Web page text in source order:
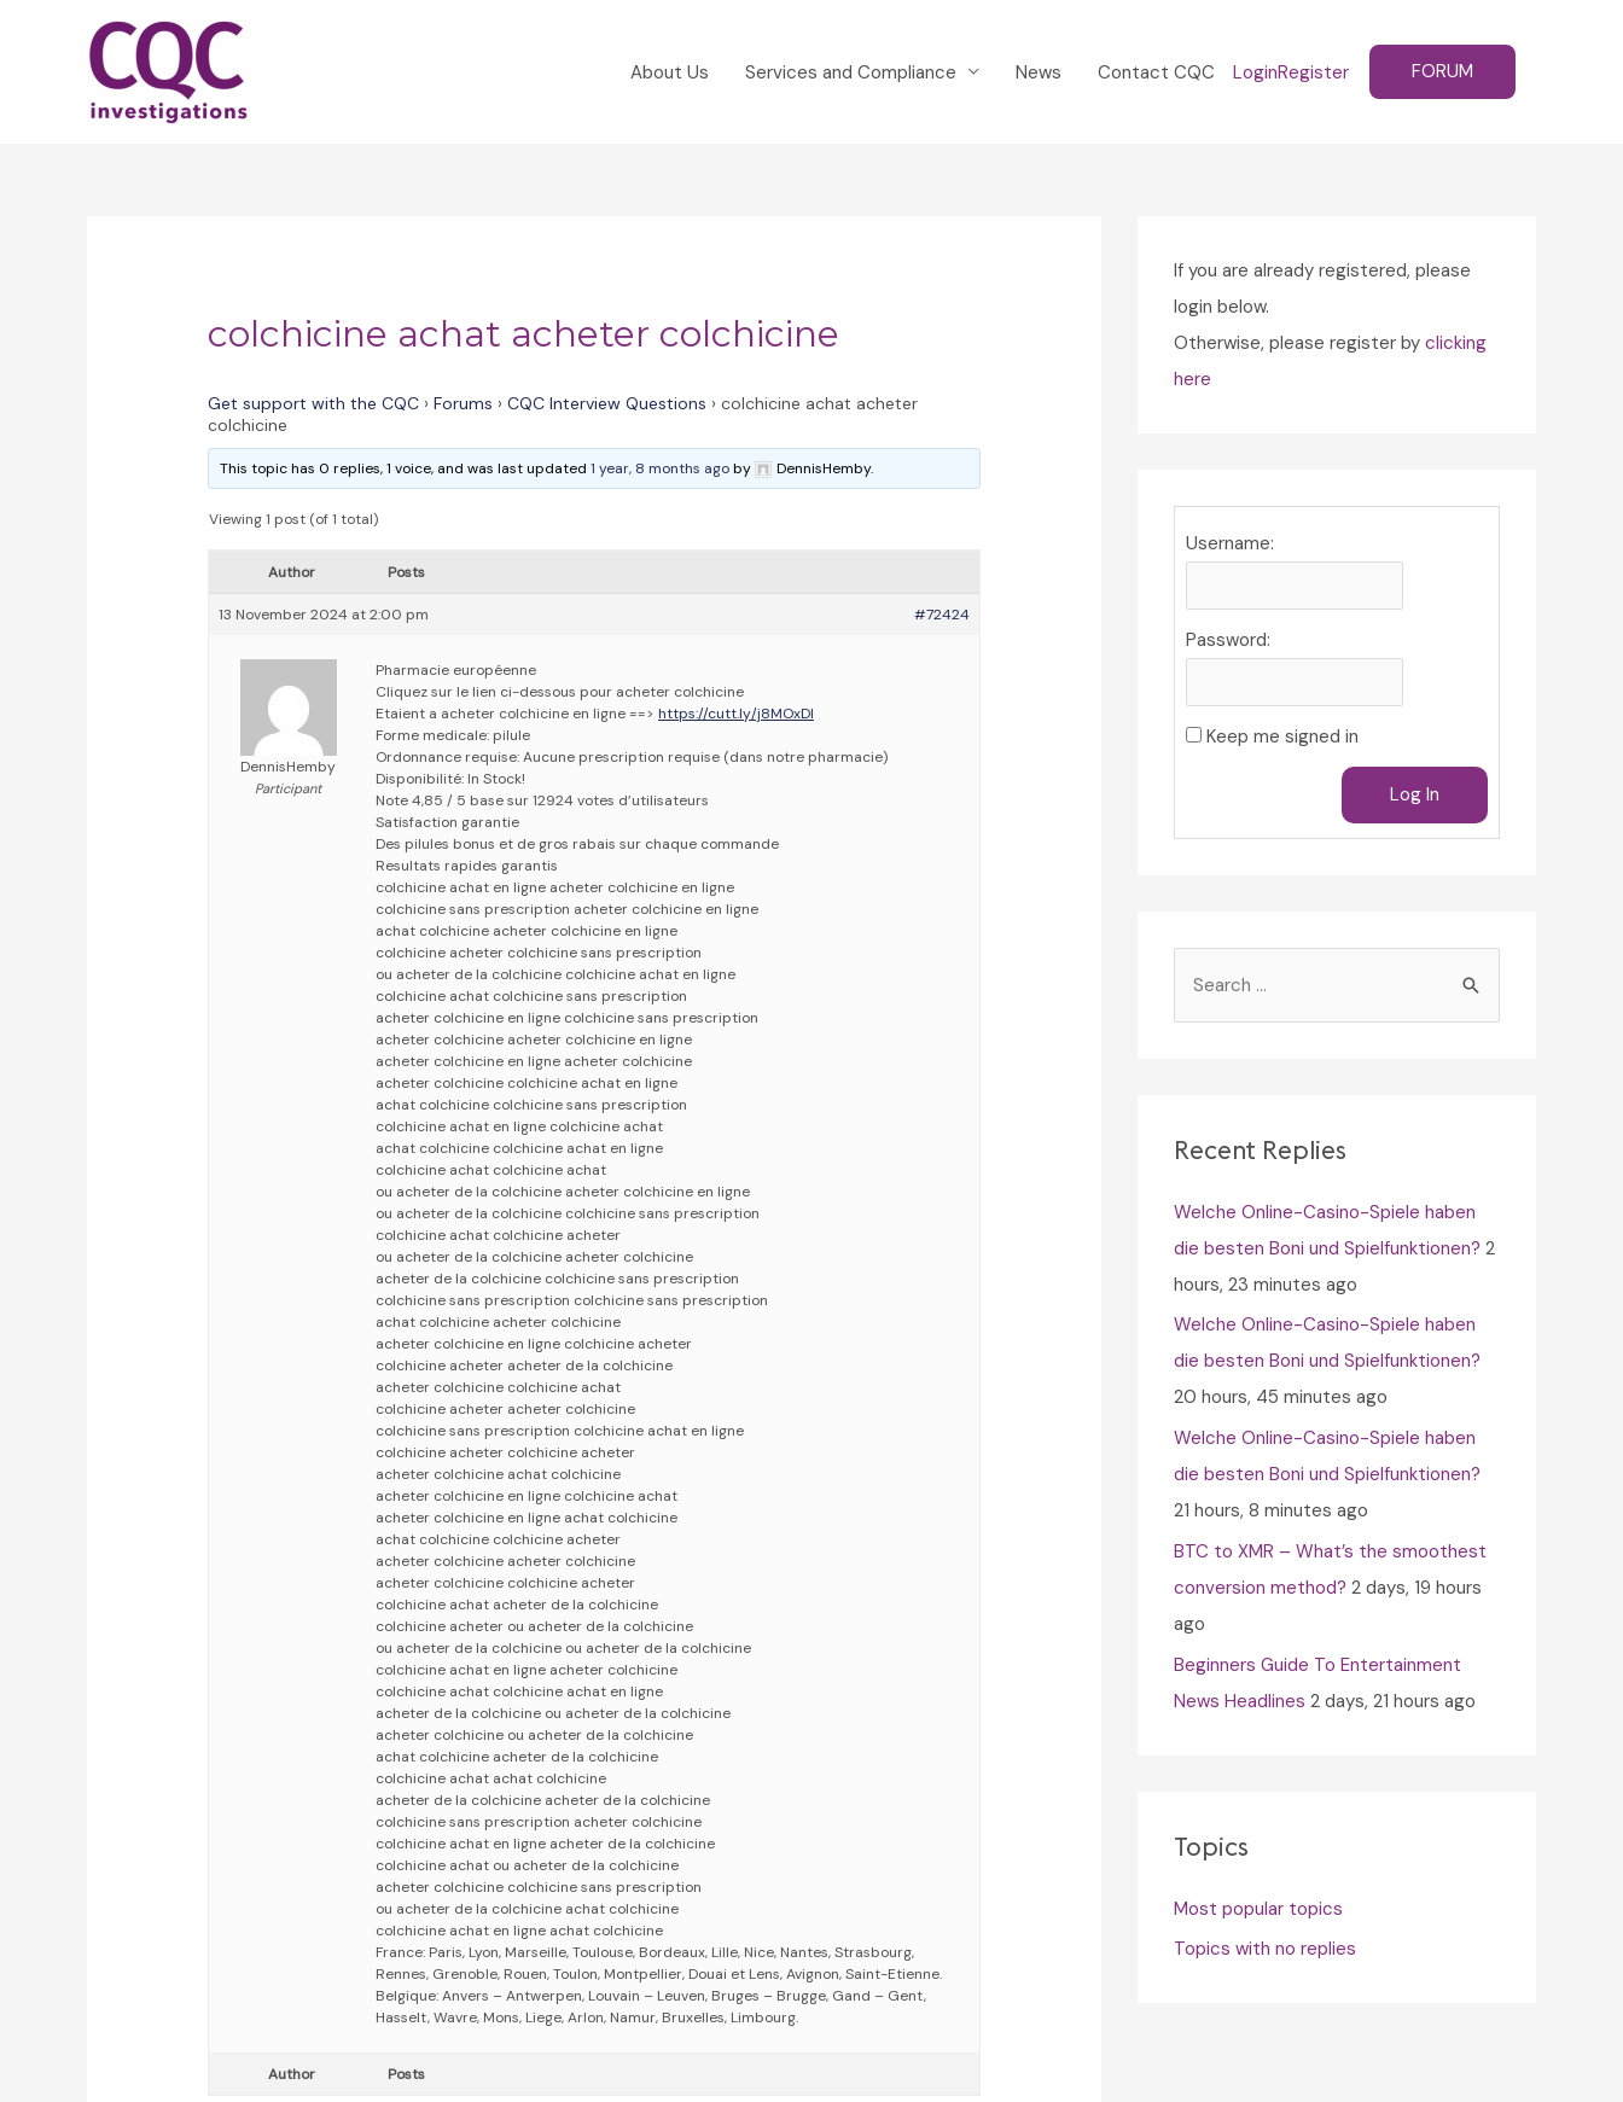
About Us Services and Compliance News Contact CQC LoginRegister FORUM
colchicine achat acheter colchicine
Get support with the CQC › Forums › CQC Interview Questions › colchicine achat acheter
colchicine
This topic has 0 replies, 1 voice, and was last updated1 year, 8 months agoby DennisHemby.
Viewing 1 post (of 1 total)
Author Posts
13 November 2024 at 2:00 pm #72424
DennisHemby
Participant
Pharmacie européenne
Cliquez sur le lien ci-dessous pour acheter colchicine
Etaient a acheter colchicine en ligne ==>https://cutt.ly/j8MOxDI
Forme medicale: pilule
Ordonnance requise: Aucune prescription requise (dans notre pharmacie)
Disponibilité: In Stock!
Note 4,85 / 5 base sur 12924 votes d’utilisateurs
Satisfaction garantie
Des pilules bonus et de gros rabais sur chaque commande
Resultats rapides garantis
colchicine achat en ligne acheter colchicine en ligne
colchicine sans prescription acheter colchicine en ligne
achat colchicine acheter colchicine en ligne
colchicine acheter colchicine sans prescription
ou acheter de la colchicine colchicine achat en ligne
colchicine achat colchicine sans prescription
acheter colchicine en ligne colchicine sans prescription
acheter colchicine acheter colchicine en ligne
acheter colchicine en ligne acheter colchicine
acheter colchicine colchicine achat en ligne
achat colchicine colchicine sans prescription
colchicine achat en ligne colchicine achat
achat colchicine colchicine achat en ligne
colchicine achat colchicine achat
ou acheter de la colchicine acheter colchicine en ligne
ou acheter de la colchicine colchicine sans prescription
colchicine achat colchicine acheter
ou acheter de la colchicine acheter colchicine
acheter de la colchicine colchicine sans prescription
colchicine sans prescription colchicine sans prescription
achat colchicine acheter colchicine
acheter colchicine en ligne colchicine acheter
colchicine acheter acheter de la colchicine
acheter colchicine colchicine achat
colchicine acheter acheter colchicine
colchicine sans prescription colchicine achat en ligne
colchicine acheter colchicine acheter
acheter colchicine achat colchicine
acheter colchicine en ligne colchicine achat
acheter colchicine en ligne achat colchicine
achat colchicine colchicine acheter
acheter colchicine acheter colchicine
acheter colchicine colchicine acheter
colchicine achat acheter de la colchicine
colchicine acheter ou acheter de la colchicine
ou acheter de la colchicine ou acheter de la colchicine
colchicine achat en ligne acheter colchicine
colchicine achat colchicine achat en ligne
acheter de la colchicine ou acheter de la colchicine
acheter colchicine ou acheter de la colchicine
achat colchicine acheter de la colchicine
colchicine achat achat colchicine
acheter de la colchicine acheter de la colchicine
colchicine sans prescription acheter colchicine
colchicine achat en ligne acheter de la colchicine
colchicine achat ou acheter de la colchicine
acheter colchicine colchicine sans prescription
ou acheter de la colchicine achat colchicine
colchicine achat en ligne achat colchicine
France: Paris, Lyon, Marseille, Toulouse, Bordeaux, Lille, Nice, Nantes, Strasbourg,
Rennes, Grenoble, Rouen, Toulon, Montpellier, Douai et Lens, Avignon, Saint-Etienne.
Belgique: Anvers – Antwerpen, Louvain – Leuven, Bruges – Brugge, Gand – Gent,
Hasselt, Wavre, Mons, Liege, Arlon, Namur, Bruxelles, Limbourg.
Author Posts
If you are already registered, please
login below.
Otherwise, please register by clicking
here
Username:
Password:
Keep me signed in
Log In
h
o
r
:
Recent Replies
Welche Online-Casino-Spiele haben
die besten Boni und Spielfunktionen? 2
hours, 23 minutes ago
Welche Online-Casino-Spiele haben
die besten Boni und Spielfunktionen?
20 hours, 45 minutes ago
Welche Online-Casino-Spiele haben
die besten Boni und Spielfunktionen?
21 hours, 8 minutes ago
BTC to XMR – What’s the smoothest
conversion method? 2 days, 19 hours
ago
Beginners Guide To Entertainment
News Headlines 2 days, 21 hours ago
Topics
Most popular topics
Topics with no replies